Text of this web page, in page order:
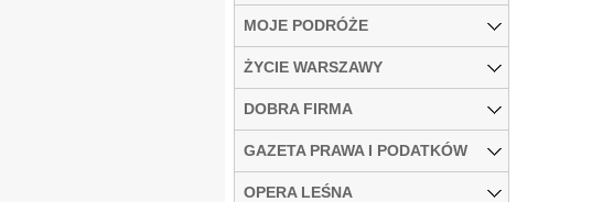
MOJE PODRÓŻE
ŻYCIE WARSZAWY
DOBRA FIRMA
GAZETA PRAWA I PODATKÓW
OPERA LEŚNA